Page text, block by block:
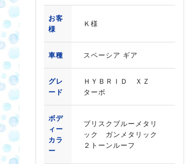
お客
様
Ｋ様
車種 スペーシア ギア
グレ
ード
ＨＹＢＲＩＤ ＸＺ
ターボ
ボデ
ィー
カラ
ー
ブリスクブルーメタリ
ック ガンメタリック
２トーンルーフ